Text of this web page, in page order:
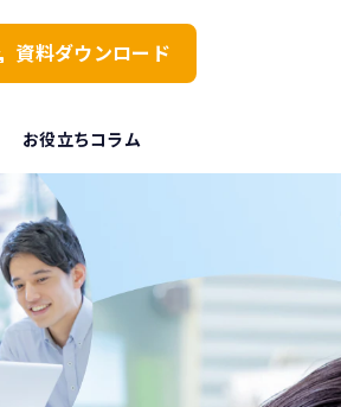
資料ダウンロード
お役立ちコラム